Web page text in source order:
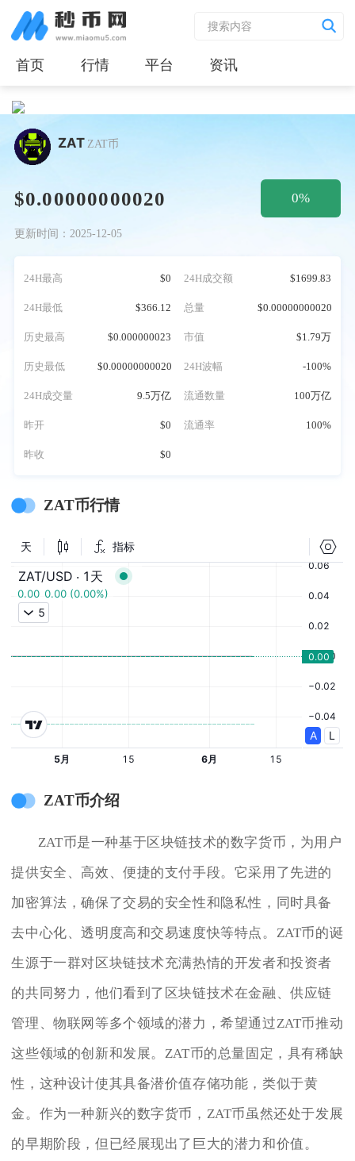
首页 行情 平台 资讯
ZAT ZAT币
$0.00000000020 0%
更新时间：2025-12-05
24H最高 $0 24H成交额 $1699.83
24H最低 $366.12 总量 $0.00000000020
历史最高 $0.000000023 市值 $1.79万
历史最低 $0.00000000020 24H波幅 -100%
24H成交量 9.5万亿 流通数量 100万亿
昨开 $0 流通率 100%
昨收 $0
ZAT币行情
ZAT币介绍
ZAT币是一种基于区块链技术的数字货币，为用户
提供安全、高效、便捷的支付手段。它采用了先进的
加密算法，确保了交易的安全性和隐私性，同时具备
去中心化、透明度高和交易速度快等特点。ZAT币的诞
生源于一群对区块链技术充满热情的开发者和投资者
的共同努力，他们看到了区块链技术在金融、供应链
管理、物联网等多个领域的潜力，希望通过ZAT币推动
这些领域的创新和发展。ZAT币的总量固定，具有稀缺
性，这种设计使其具备潜价值存储功能，类似于黄
金。作为一种新兴的数字货币，ZAT币虽然还处于发展
的早期阶段，但已经展现出了巨大的潜力和价值。